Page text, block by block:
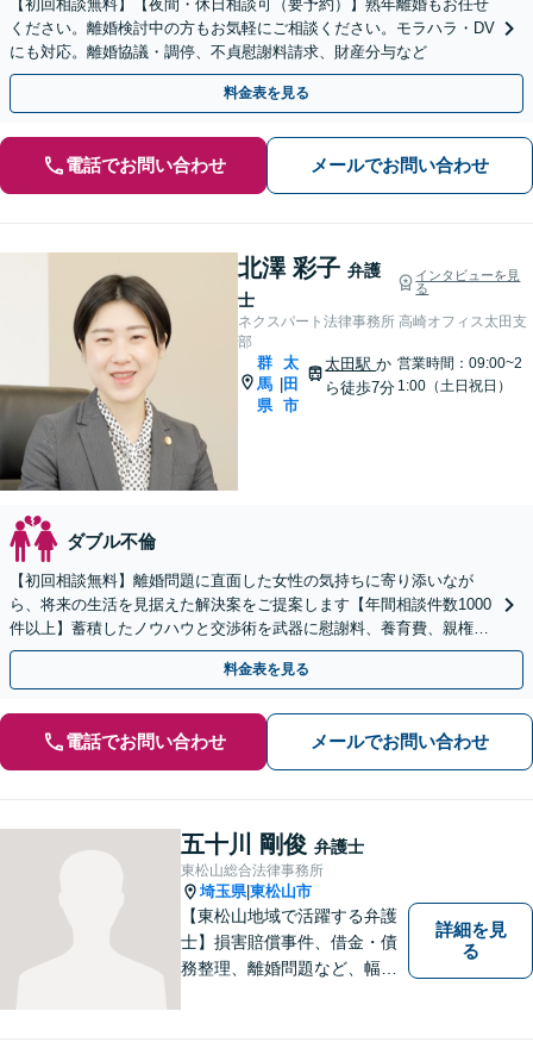
【初回相談無料】【夜間・休日相談可（要予約）】熟年離婚もお任せ
ください。離婚検討中の方もお気軽にご相談ください。モラハラ・DV
にも対応。離婚協議・調停、不貞慰謝料請求、財産分与など
料金表を見る
電話でお問い合わせ メールでお問い合わせ
北澤 彩子 弁護
士
インタビューを見
る
ネクスパート法律事務所 高崎オフィス太田支
部
群
馬
県
太
田
市
太田駅か
ら徒歩7分
営業時間：09:00~2
1:00（土日祝日）
ダブル不倫
【初回相談無料】離婚問題に直面した女性の気持ちに寄り添いなが
ら、将来の生活を見据えた解決案をご提案します【年間相談件数1000
件以上】蓄積したノウハウと交渉術を武器に慰謝料、養育費、親権な
どの獲得を目指します【夜間・休日面談可】
料金表を見る
電話でお問い合わせ メールでお問い合わせ
五十川 剛俊 弁護士
東松山総合法律事務所
埼玉県|東松山市
【東松山地域で活躍する弁護
士】損害賠償事件、借金・債
務整理、離婚問題など、幅広
ことを大切にしています。お
詳細を見
る